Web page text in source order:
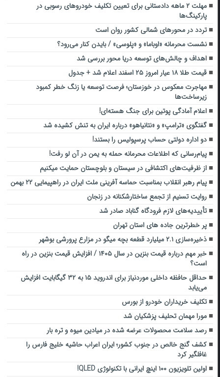
مهلت ۲ ماهه دادستانی برای تعیین تکلیف خودرو‌های رسوبی در
پارکینگ‌ها
تردد در محورهای شمالی کشور روان است
نشست محرمانه «اوباما» و «پلوسی» / بایدن کنار می‌رود؟
اهداف و چالش‌های توسعه دریا محور بررسی شد
قیمت طلا ۱۸ عیار امروز ۲۵ اسفند اعلام شد + جدول
مهاجرت معکوس در خوزستان؛ فرصت توسعه یا زنگ خطر کمبود
زیرساخت‌ها
اعلام آمادگی پوتین برای جنگ هسته‌ای!
گفتگوی «ترامپ» و «نتانیاهو» درباره ایران به تنش کشیده شد
دو اداره دولتی حساب پرسپولیس را بستند!
پیام‌رسانی که اطلاعات محرمانه حمله به یمن در آن لو رفت!
از ظرفیت‌های اکتشافی در سیستان و بلوچستان حمایت میکنیم
پیام رهبر انقلاب بمناسبت حماسه آفرینی ملت ایران در راهپیمایی ۲۲ بهمن
روایت تسنیم از تجمع ساختارشکنانه در زنجان
تأییدیه‌های لازم فرودگاه گناباد صادر شد
پر خطرترین جاده های استان تهران
ذخیره‌سازی ۲.۱ میلیارد قطعه بچه میگو در مزارع پرورشی بوشهر
خبر مهم درباره قیمت بنزین در سال ۱۴۰۵ / افزایش قیمت بنزین در راه
است؟
حداقل حافظه داخلی موردنیاز برای اندروید ۱۵ به ۳۲ گیگابایت افزایش
می‌یابد
تکلیف خریداران خودرو از بورس
مورا مهمان تحلیف پزشکیان شد
رصد سلامت محصولات عرضه شده در میادین میوه و تره بار
کشف گنج خالص در جنوب کشور؛ ایران اعراب حاشیه خلیج فارس را
غافلگیر کرد
اولین تلویزیون ۱۰۰ اینچ ایرانی با تکنولوژی QLED!